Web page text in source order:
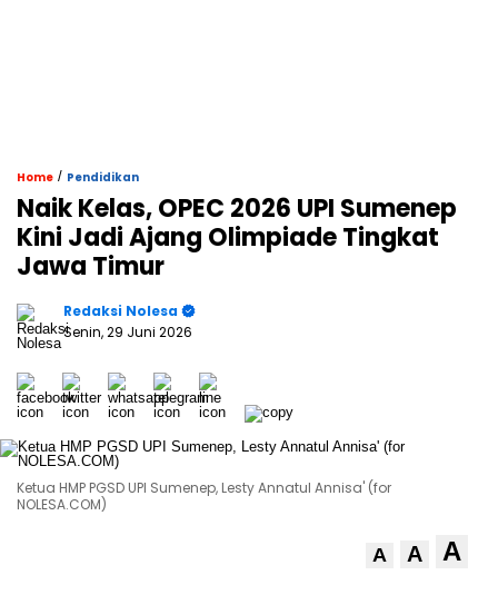
Home / Pendidikan
Naik Kelas, OPEC 2026 UPI Sumenep
Kini Jadi Ajang Olimpiade Tingkat
Jawa Timur
Redaksi Nolesa
Senin, 29 Juni 2026
Ketua HMP PGSD UPI Sumenep, Lesty Annatul Annisa' (for
NOLESA.COM)
A A A